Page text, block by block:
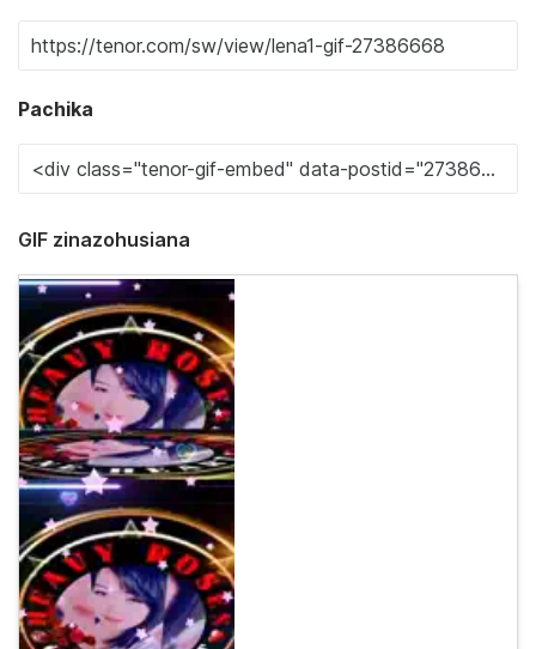
Pachika
GIF zinazohusiana